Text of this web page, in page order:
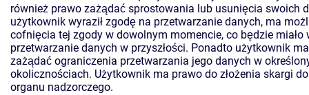
również prawo zażądać sprostowania lub usunięcia swoich
użytkownik wyraził zgodę na przetwarzanie danych, ma
cofnięcia tej zgody w dowolnym momencie, co będzie miało
przetwarzanie danych w przyszłości. Ponadto użytkownik
zażądać ograniczenia przetwarzania jego danych w
okolicznościach. Użytkownik ma prawo do złożenia skargi
organu nadzorczego.